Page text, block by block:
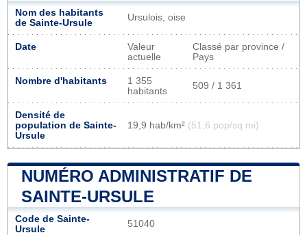
Nom des habitants
de Sainte-Ursule
Ursulois, oise
Date
Valeur
actuelle
Classé par province /
Pays
Nombre d'habitants
1 355
habitants
509 / 1 361
Densité de
population de Sainte-
Ursule
19,9 hab/km² (51,6 pop/sq mi)
NUMÉRO ADMINISTRATIF DE
SAINTE-URSULE
Code de Sainte-
Ursule
51040